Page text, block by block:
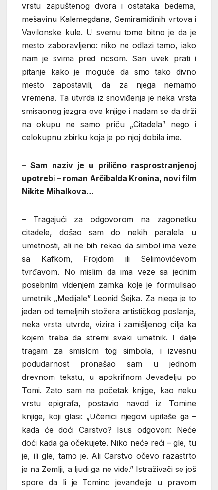
vrstu zapuštenog dvora i ostataka bedema,
mešavinu Kalemegdana, Semiramidinih vrtova i
Vavilonske kule. U svemu tome bitno je da je
mesto zaboravljeno: niko ne odlazi tamo, iako
nam je svima pred nosom. San uvek prati i
pitanje kako je moguće da smo tako divno
mesto zapostavili, da za njega nemamo
vremena. Ta utvrda iz snoviđenja je neka vrsta
smisaonog jezgra ove knjige i nadam se da drži
na okupu ne samo priču „Citadela” nego i
celokupnu zbirku koja je po njoj dobila ime.
– Sam naziv je u prilično rasprostranjenoj
upotrebi – roman Arčibalda Kronina, novi film
Nikite Mihalkova…
– Tragajući za odgovorom na zagonetku
citadele, došao sam do nekih paralela u
umetnosti, ali ne bih rekao da simbol ima veze
sa Kafkom, Frojdom ili Selimovićevom
tvrđavom. No mislim da ima veze sa jednim
posebnim viđenjem zamka koje je formulisao
umetnik „Medijale” Leonid Šejka. Za njega je to
jedan od temeljnih stožera artističkog poslanja,
neka vrsta utvrde, vizira i zamišljenog cilja ka
kojem treba da stremi svaki umetnik. I dalje
tragam za smislom tog simbola, i izvesnu
podudarnost pronašao sam u jednom
drevnom tekstu, u apokrifnom Jevađelju po
Tomi. Zato sam na početak knjige, kao neku
vrstu epigrafa, postavio navod iz Tomine
knjige, koji glasi: „Učenici njegovi upitaše ga –
kada će doći Carstvo? Isus odgovori: Neće
doći kada ga očekujete. Niko neće reći – gle, tu
je, ili gle, tamo je. Ali Carstvo očevo razastrto
je na Zemlji, a ljudi ga ne vide.” Istraživači se još
spore da li je Tomino jevanđelje u pravom